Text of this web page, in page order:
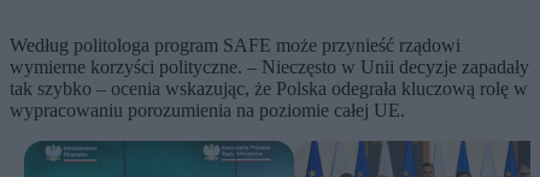
Według politologa program SAFE może przynieść rządowi
wymierne korzyści polityczne. – Nieczęsto w Unii decyzje zapadały
tak szybko – ocenia wskazując, że Polska odegrała kluczową rolę w
wypracowaniu porozumienia na poziomie całej UE.